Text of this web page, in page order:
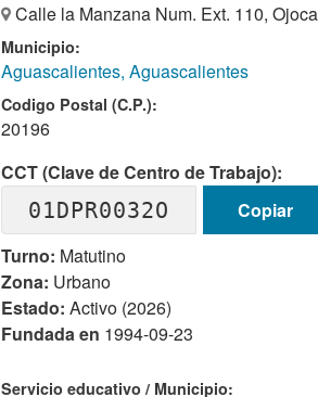
Calle la Manzana Num. Ext. 110,
Municipio:
Aguascalientes, Aguascalientes
Codigo Postal (C.P.):
20196
CCT (Clave de Centro de Trabajo):
01DPR0032O
Copiar
Turno: Matutino
Zona: Urbano
Estado: Activo (2026)
Fundada en 1994-09-23
Servicio educativo / Municipio: